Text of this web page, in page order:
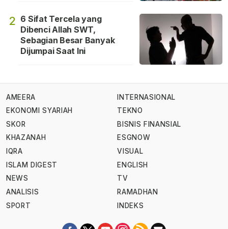
2 6 Sifat Tercela yang
Dibenci Allah SWT,
Sebagian Besar Banyak
Dijumpai Saat Ini
AMEERA
EKONOMI SYARIAH
SKOR
KHAZANAH
IQRA
ISLAM DIGEST
NEWS
ANALISIS
SPORT
INTERNASIONAL
TEKNO
BISNIS FINANSIAL
ESGNOW
VISUAL
ENGLISH
TV
RAMADHAN
INDEKS